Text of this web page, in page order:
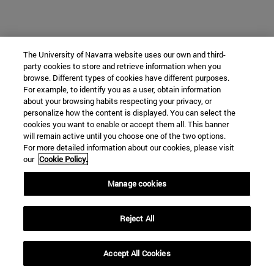
The University of Navarra website uses our own and third-
party cookies to store and retrieve information when you
browse. Different types of cookies have different purposes.
For example, to identify you as a user, obtain information
about your browsing habits respecting your privacy, or
personalize how the content is displayed. You can select the
cookies you want to enable or accept them all. This banner
will remain active until you choose one of the two options.
For more detailed information about our cookies, please visit
our Cookie Policy.
Manage cookies
Reject All
Accept All Cookies